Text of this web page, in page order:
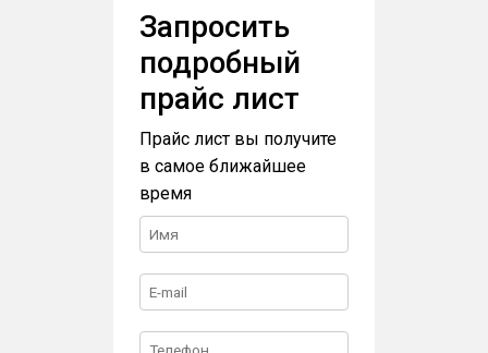
Запросить
подробный
прайс лист
Прайс лист вы получите
в самое ближайшее
время